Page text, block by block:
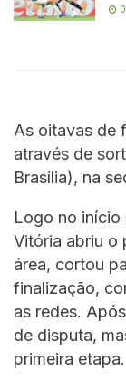
As oitavas de
através de
Brasília), na
Logo no
Vitória abriu o
área, cortou
finalização,
as redes.
de disputa,
primeira etapa.